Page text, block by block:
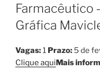
Farmacêutico
Gráfica
Vagas:1 Prazo: 5 de
Clique aquiMais